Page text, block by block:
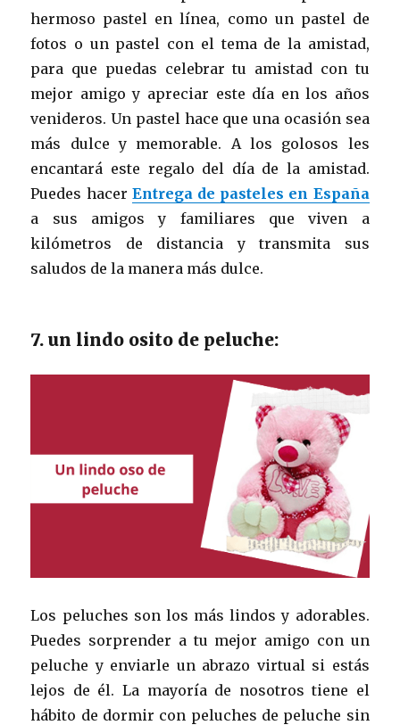
hermoso pastel en línea, como un pastel de
fotos o un pastel con el tema de la amistad,
para que puedas celebrar tu amistad con tu
mejor amigo y apreciar este día en los años
venideros. Un pastel hace que una ocasión sea
más dulce y memorable. A los golosos les
encantará este regalo del día de la amistad.
Puedes hacer Entrega de pasteles en España
a sus amigos y familiares que viven a
kilómetros de distancia y transmita sus
saludos de la manera más dulce.
7. un lindo osito de peluche:
Los peluches son los más lindos y adorables.
Puedes sorprender a tu mejor amigo con un
peluche y enviarle un abrazo virtual si estás
lejos de él. La mayoría de nosotros tiene el
hábito de dormir con peluches de peluche sin